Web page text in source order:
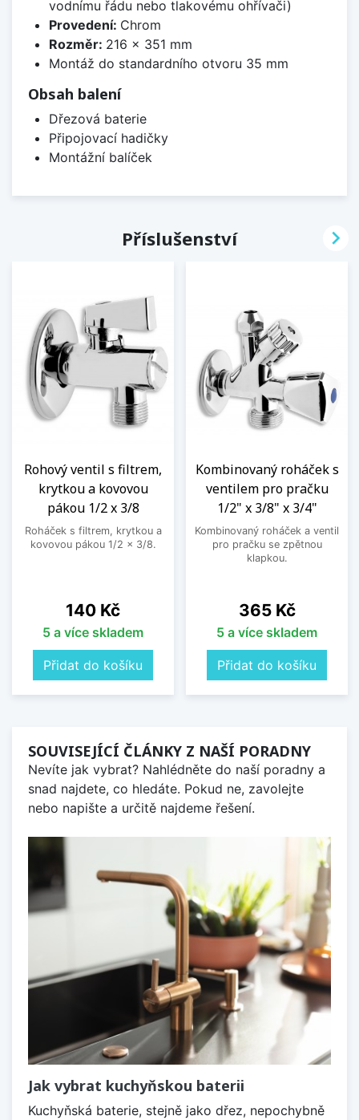
vodnímu řádu nebo tlakovému ohřívači)
Provedení: Chrom
Rozměr: 216 x 351 mm
Montáž do standardního otvoru 35 mm
Obsah balení
Dřezová baterie
Připojovací hadičky
Montážní balíček
Příslušenství
Rohový ventil s filtrem,
krytkou a kovovou
pákou 1/2 x 3/8
Roháček s filtrem, krytkou a
kovovou pákou 1/2 x 3/8.
Cena
140 Kč
5 a více skladem
Přidat do košíku
Kombinovaný roháček s
ventilem pro pračku
1/2" x 3/8" x 3/4"
Kombinovaný roháček a ventil
pro pračku se zpětnou
klapkou.
Cena
365 Kč
5 a více skladem
Přidat do košíku

SOUVISEJÍCÍ ČLÁNKY Z NAŠÍ PORADNY
Nevíte jak vybrat? Nahlédněte do naší poradny a
snad najdete, co hledáte. Pokud ne, zavolejte
nebo napište a určitě najdeme řešení.
Jak vybrat kuchyňskou baterii
Kuchyňská baterie, stejně jako dřez, nepochybně